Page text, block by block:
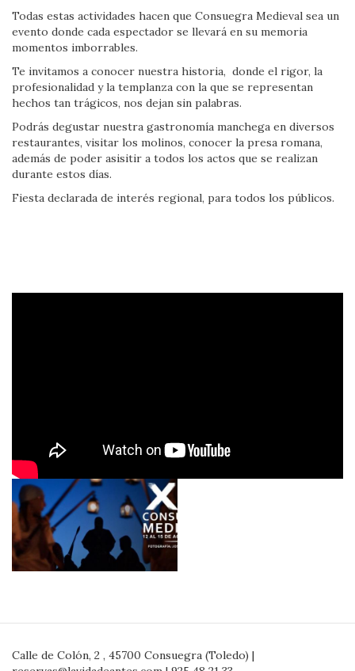
Todas estas actividades hacen que Consuegra Medieval sea un
evento donde cada espectador se llevará en su memoria
momentos imborrables.
Te invitamos a conocer nuestra historia, donde el rigor, la
profesionalidad y la templanza con la que se representan
hechos tan trágicos, nos dejan sin palabras.
Podrás degustar nuestra gastronomía manchega en diversos
restaurantes, visitar los molinos, conocer la presa romana,
además de poder asisitir a todos los actos que se realizan
durante estos días.
Fiesta declarada de interés regional, para todos los públicos.
Calle de Colón, 2 , 45700 Consuegra (Toledo) |